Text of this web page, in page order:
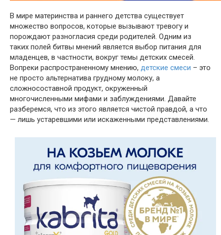
В мире материнства и раннего детства существует
множество вопросов, которые вызывают тревогу и
порождают разногласия среди родителей. Одним из
таких полей битвы мнений является выбор питания для
младенцев, в частности, вокруг темы детских смесей.
Вопреки распространенному мнению, детские смеси – это
не просто альтернатива грудному молоку, а
сложносоставной продукт, окруженный
многочисленными мифами и заблуждениями. Давайте
разберемся, что из этого является чистой правдой, а что
— лишь устаревшими или искаженными представлениями.